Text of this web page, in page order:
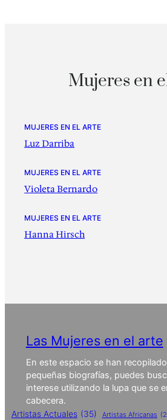
Mujeres en
MUJERES EN EL ARTE
Luz Darriba
MUJERES EN EL ARTE
Violeta Bernardo
MUJERES EN EL ARTE
Hanna Hirsch
Las Mujeres en el arte
En este espacio se han
pequeñas biografías, puedes
interese utilizando la lupa que se
cabecera.
Artistas Actuales (35) Artistas Africanas